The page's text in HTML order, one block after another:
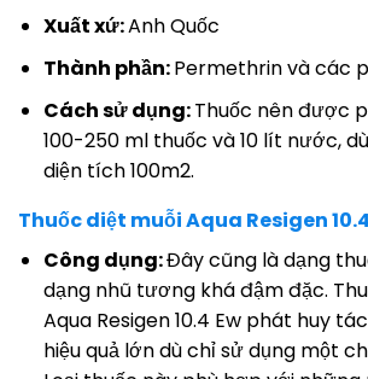
Xuất xứ:Anh Quốc
Thành phần:Permethrin và các
Cách sử dụng:Thuốc nên được
100-250 ml thuốc và 10 lít nước,
diện tích 100m2.
Thuốc diệt muỗi Aqua Resigen
Công dụng:Đây cũng là dạng
dạng nhũ tương khá đậm đặc.
Aqua Resigen 10.4 Ew phát huy
hiệu quả lớn dù chỉ sử dụng một